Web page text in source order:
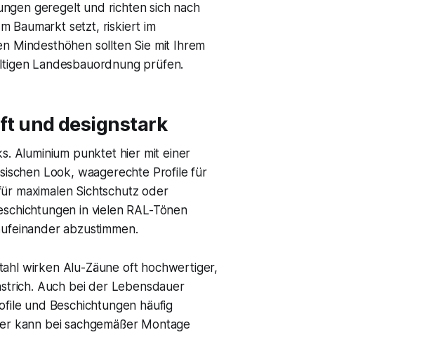
geregelt und richten sich nach
Baumarkt setzt, riskiert im
Mindesthöhen sollten Sie mit Ihrem
Landesbauordnung prüfen.
und designstark
Aluminium punktet hier mit einer
Look, waagerechte Profile für
maximalen Sichtschutz oder
in vielen RAL-Tönen
abzustimmen.
wirken Alu-Zäune oft hochwertiger,
Auch bei der Lebensdauer
und Beschichtungen häufig
kann bei sachgemäßer Montage